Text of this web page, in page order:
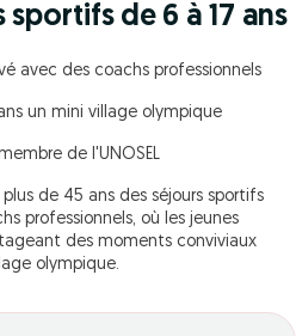
de 6 à 17 ans
avec des coachs professionnels
un mini village olympique
membre de l'UNOSEL
de 45 ans des séjours sportifs
professionnels, où les jeunes
des moments conviviaux
olympique.